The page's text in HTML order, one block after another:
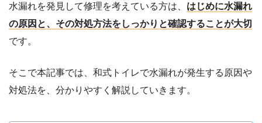
水漏れを発見して修理を考えている方は、 はじめに水漏れ
の原因と、その対処方法をしっかりと確認することが大切
です。
そこで本記事では、和式トイレで水漏れが発生する原因や
対処法を、分かりやすく解説していきます。